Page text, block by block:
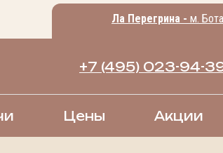
Ла Перегрина - м.
+7 (495) 023-94-
Цены Акции